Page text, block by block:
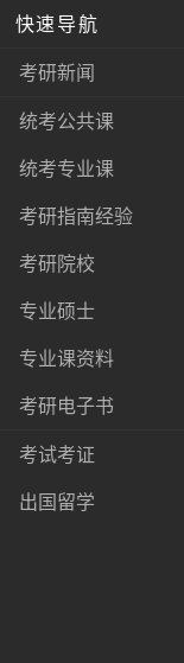
快速导航
考研新闻
统考公共课
统考专业课
考研指南经验
考研院校
专业硕士
专业课资料
考研电子书
考试考证
出国留学